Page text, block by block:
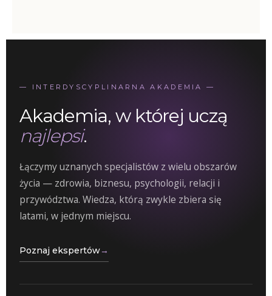
— INTERDYSCYPLINARNA AKADEMIA —
Akademia, w której uczą
najlepsi.
Łączymy uznanych specjalistów z wielu obszarów
życia — zdrowia, biznesu, psychologii, relacji i
przywództwa. Wiedza, którą zwykle zbiera się
latami, w jednym miejscu.
Poznaj ekspertów→